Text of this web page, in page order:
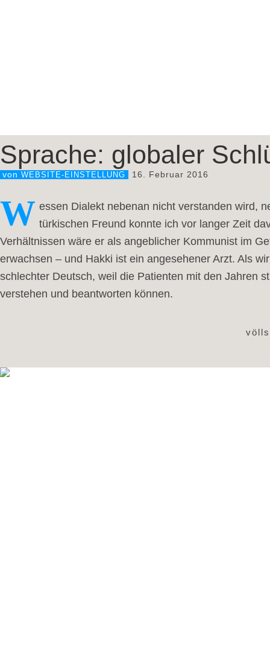
Sprache: globaler
von WEBSITE-EINSTELLUNG 16. Februar 2016
W essen Dialekt nebenan nicht verstanden wird,
türkischen Freund konnte ich vor langer Zeit
Verhältnissen wäre er als angeblicher Kommunist im
erwachsen – und Hakki ist ein angesehener Arzt. Als
schlechter Deutsch, weil die Patienten mit den Jahren
verstehen und beantworten können.